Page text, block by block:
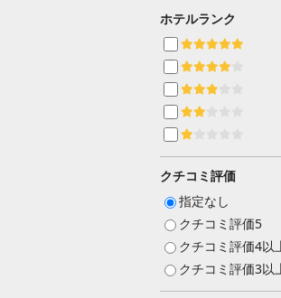
ホテルランク
クチコミ評価
指定なし
クチコミ評価5
クチコミ評価4以
クチコミ評価3以